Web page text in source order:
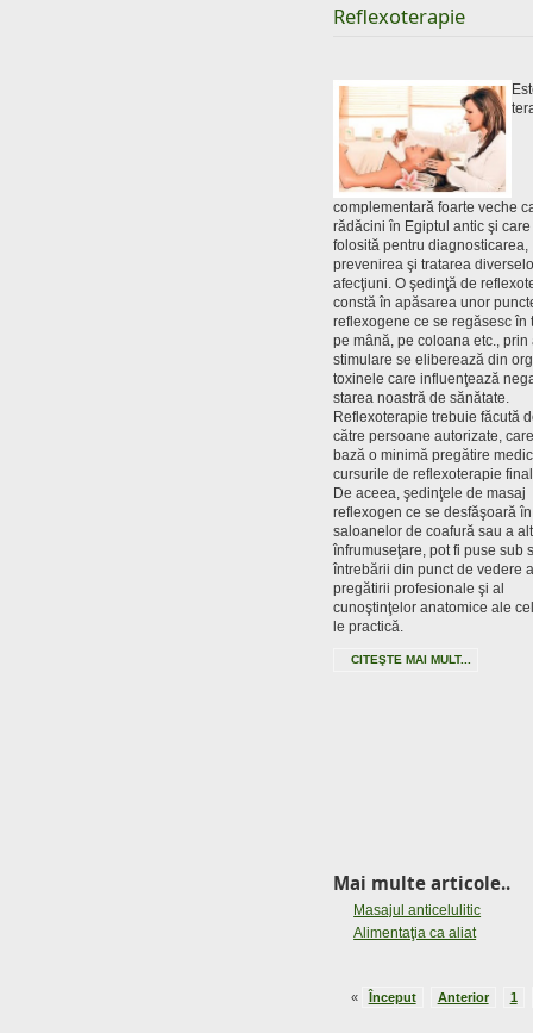
Reflexoterapie
complementară foarte veche
rădăcini în Egiptul antic şi
folosită pentru diagnosticarea,
prevenirea şi tratarea
afecţiuni. O şedinţă de
constă în apăsarea unor
reflexogene ce se regăsesc în
pe mână, pe coloana etc., prin
stimulare se eliberează din
toxinele care influenţează
starea noastră de sănătate.
Reflexoterapie trebuie făcută
către persoane autorizate,
bază o minimă pregătire
cursurile de reflexoterapie
De aceea, şedinţele de masaj
reflexogen ce se desfăşoară
saloanelor de coafură sau a
înfrumuseţare, pot fi puse sub
întrebării din punct de vedere
pregătirii profesionale şi al
cunoştinţelor anatomice ale
le practică.
CITEŞTE MAI MULT...
Mai multe articole..
Masajul anticelulitic
Alimentaţia ca aliat
« Început Anterior 1